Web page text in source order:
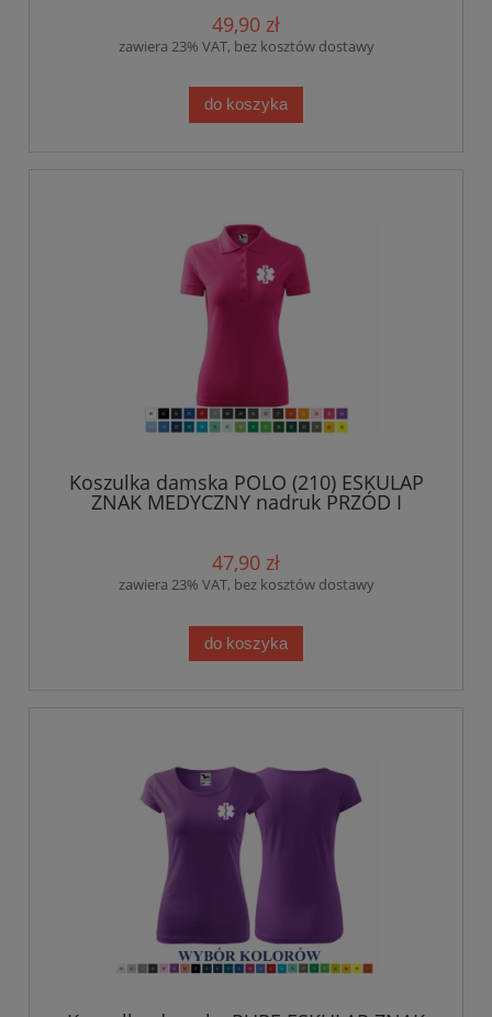
49,90 zł
zawiera 23% VAT, bez kosztów dostawy
do koszyka
Koszulka damska POLO (210) ESKULAP
ZNAK MEDYCZNY nadruk PRZÓD I
47,90 zł
zawiera 23% VAT, bez kosztów dostawy
do koszyka